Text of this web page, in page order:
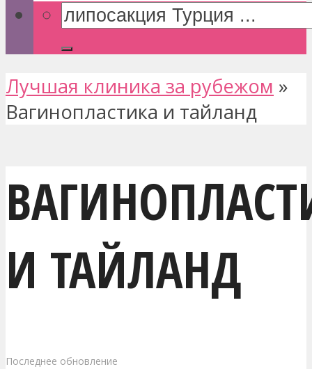
Лучшая клиника за рубежом »
Вагинопластика и тайланд
И ТАЙЛАНД
Последнее обновление